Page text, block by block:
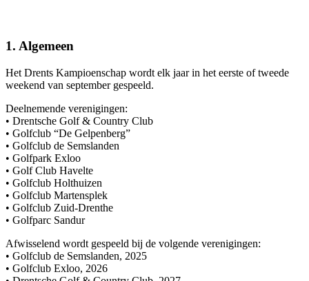
1. Algemeen
Het Drents Kampioenschap wordt elk jaar in het eerste of tweede
weekend van september gespeeld.
Deelnemende verenigingen:
• Drentsche Golf & Country Club
• Golfclub “De Gelpenberg”
• Golfclub de Semslanden
• Golfpark Exloo
• Golf Club Havelte
• Golfclub Holthuizen
• Golfclub Martensplek
• Golfclub Zuid-Drenthe
• Golfparc Sandur
Afwisselend wordt gespeeld bij de volgende verenigingen:
• Golfclub de Semslanden, 2025
• Golfclub Exloo, 2026